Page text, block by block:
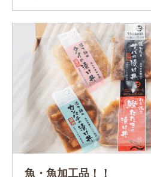
魚・魚加工品！！